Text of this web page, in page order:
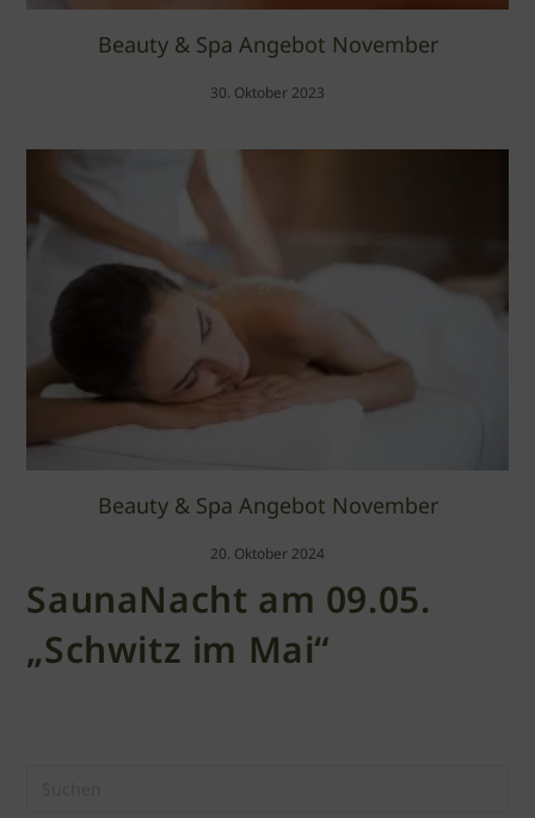
Beauty & Spa Angebot November
30. Oktober 2023
Beauty & Spa Angebot November
20. Oktober 2024
SaunaNacht am 09.05.
„Schwitz im Mai“